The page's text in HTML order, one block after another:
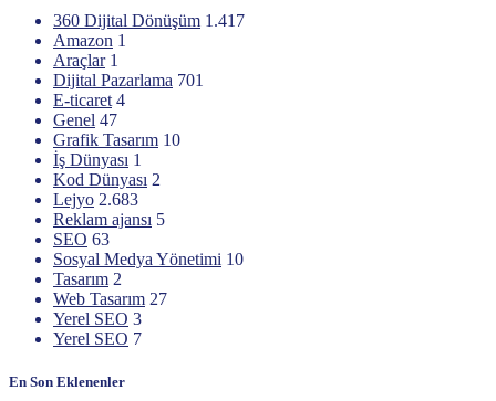
360 Dijital Dönüşüm 1.417
Amazon 1
Araçlar 1
Dijital Pazarlama 701
E-ticaret 4
Genel 47
Grafik Tasarım 10
İş Dünyası 1
Kod Dünyası 2
Lejyo 2.683
Reklam ajansı 5
SEO 63
Sosyal Medya Yönetimi 10
Tasarım 2
Web Tasarım 27
Yerel SEO 3
Yerel SEO 7
En Son Eklenenler